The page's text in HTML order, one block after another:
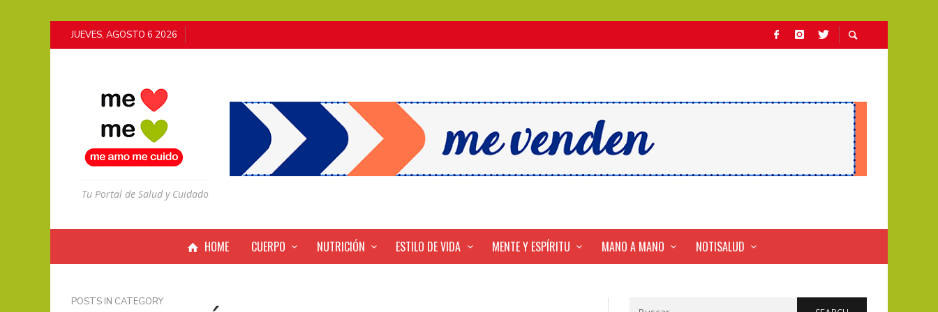
JUEVES, AGOSTO 6 2026
Tu Portal de Salud y Cuidado
HOME CUERPO NUTRICIÓN ESTILO DE VIDA MENTE Y ESPÍRITU MANO A MANO NOTISALUD
POSTS IN CATEGORY